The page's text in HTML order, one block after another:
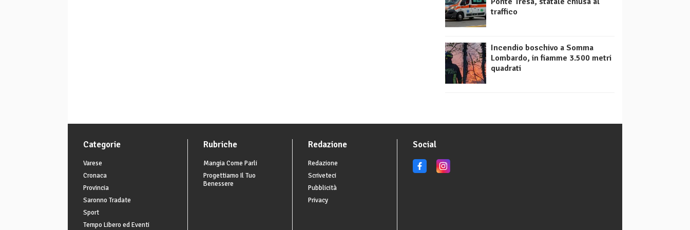
traffico
Incendio boschivo a Somma
Lombardo, in fiamme 3.500 metri
quadrati
Categorie
Varese
Cronaca
Provincia
Saronno Tradate
Sport
Tempo Libero ed Eventi
Rubriche
Mangia Come Parli
Progettiamo Il Tuo
Benessere
Redazione
Redazione
Scriveteci
Pubblicità
Privacy
Social